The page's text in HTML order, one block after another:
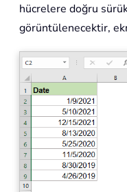
hücrelere doğru
görüntülenecektir,